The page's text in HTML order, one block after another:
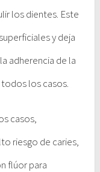
los dientes. Este
y deja
adherencia de la
los casos.
casos,
riesgo de caries,
flúor para